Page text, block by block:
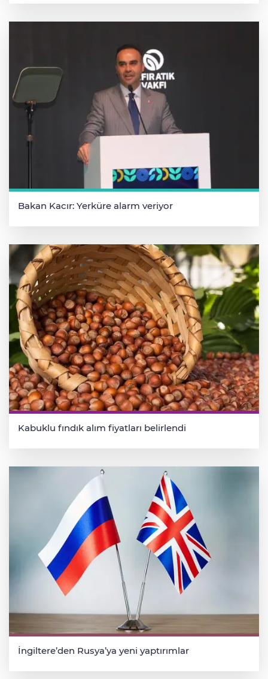
Bakan Kacır: Yerküre alarm veriyor
Kabuklu fındık alım fiyatları belirlendi
İngiltere’den Rusya’ya yeni yaptırımlar